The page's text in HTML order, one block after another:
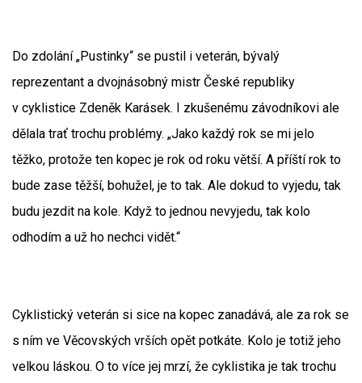
Do zdolání „Pustinky“ se pustil i veterán, bývalý
reprezentant a dvojnásobný mistr České republiky
v cyklistice Zdeněk Karásek. I zkušenému závodníkovi ale
dělala trať trochu problémy. „Jako každý rok se mi jelo
těžko, protože ten kopec je rok od roku větší. A příští rok to
bude zase těžší, bohužel, je to tak. Ale dokud to vyjedu, tak
budu jezdit na kole. Když to jednou nevyjedu, tak kolo
odhodím a už ho nechci vidět.“
Cyklistický veterán si sice na kopec zanadává, ale za rok se
s ním ve Věcovských vrších opět potkáte. Kolo je totiž jeho
velkou láskou. O to více jej mrzí, že cyklistika je tak trochu